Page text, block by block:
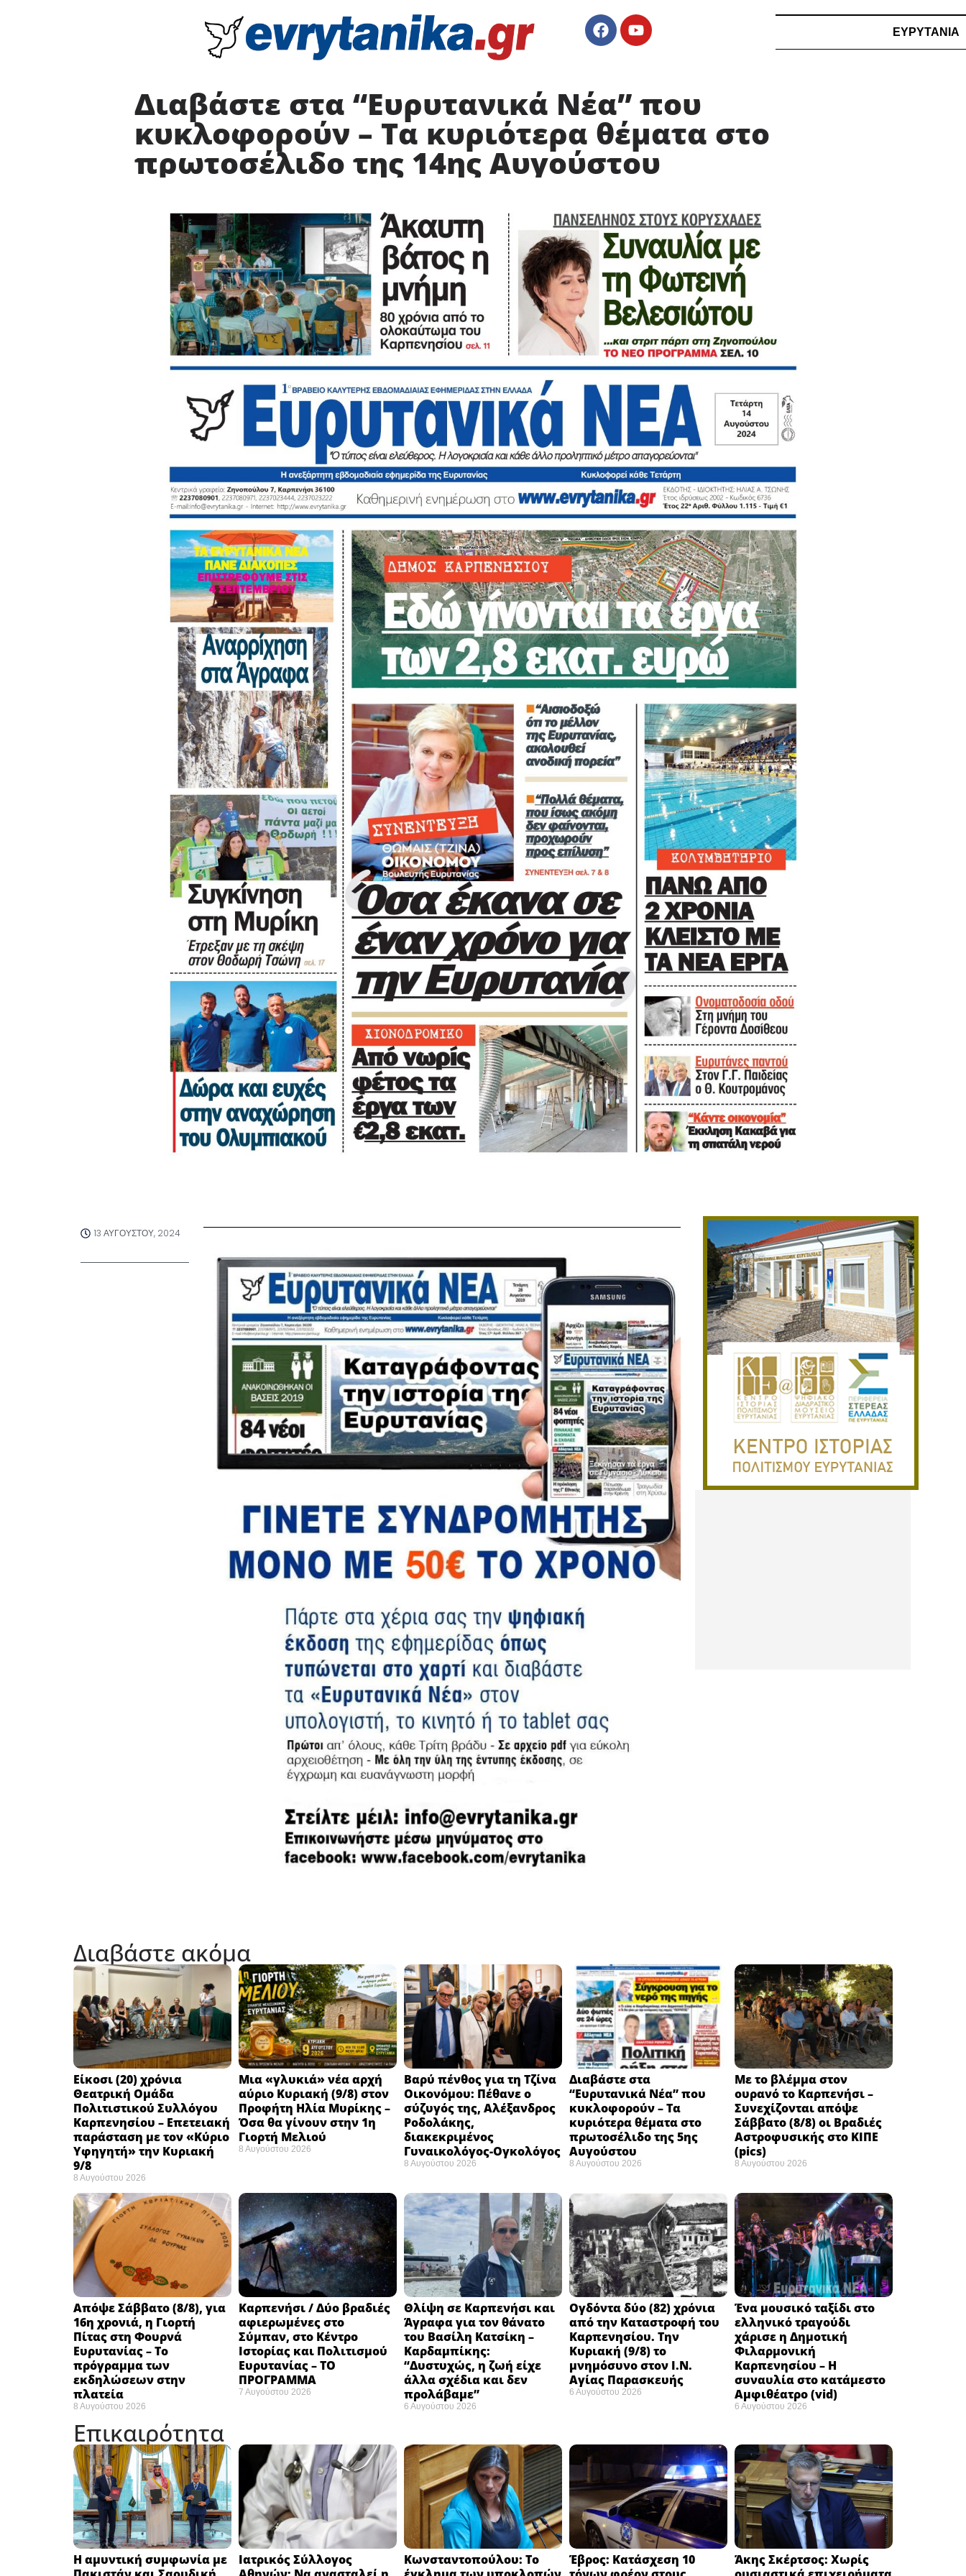
ΕΥΡΥΤΑΝΙΑ
Διαβάστε στα “Ευρυτανικά Νέα” που
κυκλοφορούν – Τα κυριότερα θέματα στο
πρωτοσέλιδο της 14ης Αυγούστου
13 ΑΥΓΟΎΣΤΟΥ, 2024
Διαβάστε ακόμα
Eίκοσι (20) χρόνια
Θεατρική Ομάδα
Πολιτιστικού Συλλόγου
Καρπενησίου – Επετειακή
παράσταση με τον «Κύριο
Υφηγητή» την Κυριακή
9/8
8 Αυγούστου 2026
Μια «γλυκιά» νέα αρχή
αύριο Κυριακή (9/8) στον
Προφήτη Ηλία Μυρίκης –
Όσα θα γίνουν στην 1η
Γιορτή Μελιού
8 Αυγούστου 2026
Βαρύ πένθος για τη Τζίνα
Οικονόμου: Πέθανε ο
σύζυγός της, Αλέξανδρος
Ροδολάκης,
διακεκριμένος
Γυναικολόγος-Ογκολόγος
8 Αυγούστου 2026
Διαβάστε στα
“Ευρυτανικά Νέα” που
κυκλοφορούν – Τα
κυριότερα θέματα στο
πρωτοσέλιδο της 5ης
Αυγούστου
8 Αυγούστου 2026
Με το βλέμμα στον
ουρανό το Καρπενήσι –
Συνεχίζονται απόψε
Σάββατο (8/8) οι Βραδιές
Αστροφυσικής στο ΚΙΠΕ
(pics)
8 Αυγούστου 2026
Απόψε Σάββατο (8/8), για
16η χρονιά, η Γιορτή
Πίτας στη Φουρνά
Ευρυτανίας – Το
πρόγραμμα των
εκδηλώσεων στην
πλατεία
8 Αυγούστου 2026
Καρπενήσι / Δύο βραδιές
αφιερωμένες στο
Σύμπαν, στο Κέντρο
Ιστορίας και Πολιτισμού
Ευρυτανίας – ΤΟ
ΠΡΟΓΡΑΜΜΑ
7 Αυγούστου 2026
Θλίψη σε Καρπενήσι και
Άγραφα για τον θάνατο
του Βασίλη Κατσίκη –
Καρδαμπίκης:
“Δυστυχώς, η ζωή είχε
άλλα σχέδια και δεν
προλάβαμε”
6 Αυγούστου 2026
Ογδόντα δύο (82) χρόνια
από την Καταστροφή του
Καρπενησίου. Την
Κυριακή (9/8) το
μνημόσυνο στον Ι.Ν.
Αγίας Παρασκευής
6 Αυγούστου 2026
Ένα μουσικό ταξίδι στο
ελληνικό τραγούδι
χάρισε η Δημοτική
Φιλαρμονική
Καρπενησίου – Η
συναυλία στο κατάμεστο
Αμφιθέατρο (vid)
6 Αυγούστου 2026
Επικαιρότητα
Η αμυντική συμφωνία με
Ιατρικός Σύλλογος
Κωνσταντοπούλου: Το
Έβρος: Κατάσχεση 10
Άκης Σκέρτσος: Χωρίς